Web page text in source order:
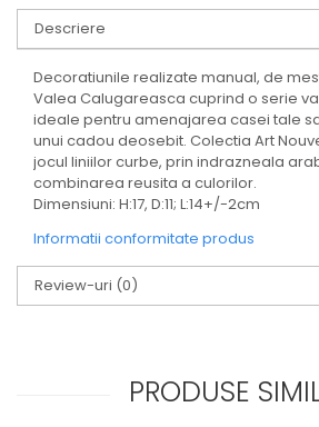
Descriere
Decoratiunile realizate manual, de
Valea Calugareasca cuprind o serie
ideale pentru amenajarea casei tale
unui cadou deosebit. Colectia Art
jocul liniilor curbe, prin indrazneala
combinarea reusita a culorilor.
Dimensiuni: H:17, D:11; L:14+/-2cm
Informatii conformitate produs
Review-uri (0)
PRODUSE